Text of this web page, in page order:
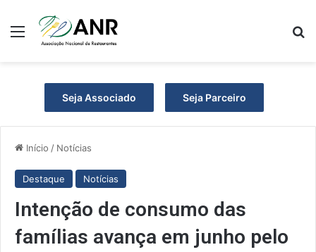
Menu
Seja Associado Seja Parceiro
Início / Notícias
Destaque Notícias
Intenção de consumo das
famílias avança em junho pelo